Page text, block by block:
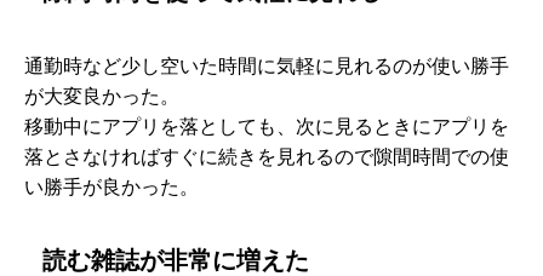
通勤時など少し空いた時間に気軽に見れるのが使い勝手
が大変良かった。
移動中にアプリを落としても、次に見るときにアプリを
落とさなければすぐに続きを見れるので隙間時間での使
い勝手が良かった。
読む雑誌が非常に増えた